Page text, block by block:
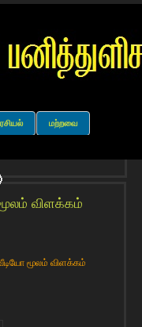
மற்றவை
விளக்கம்
மூலம் விளக்கம்